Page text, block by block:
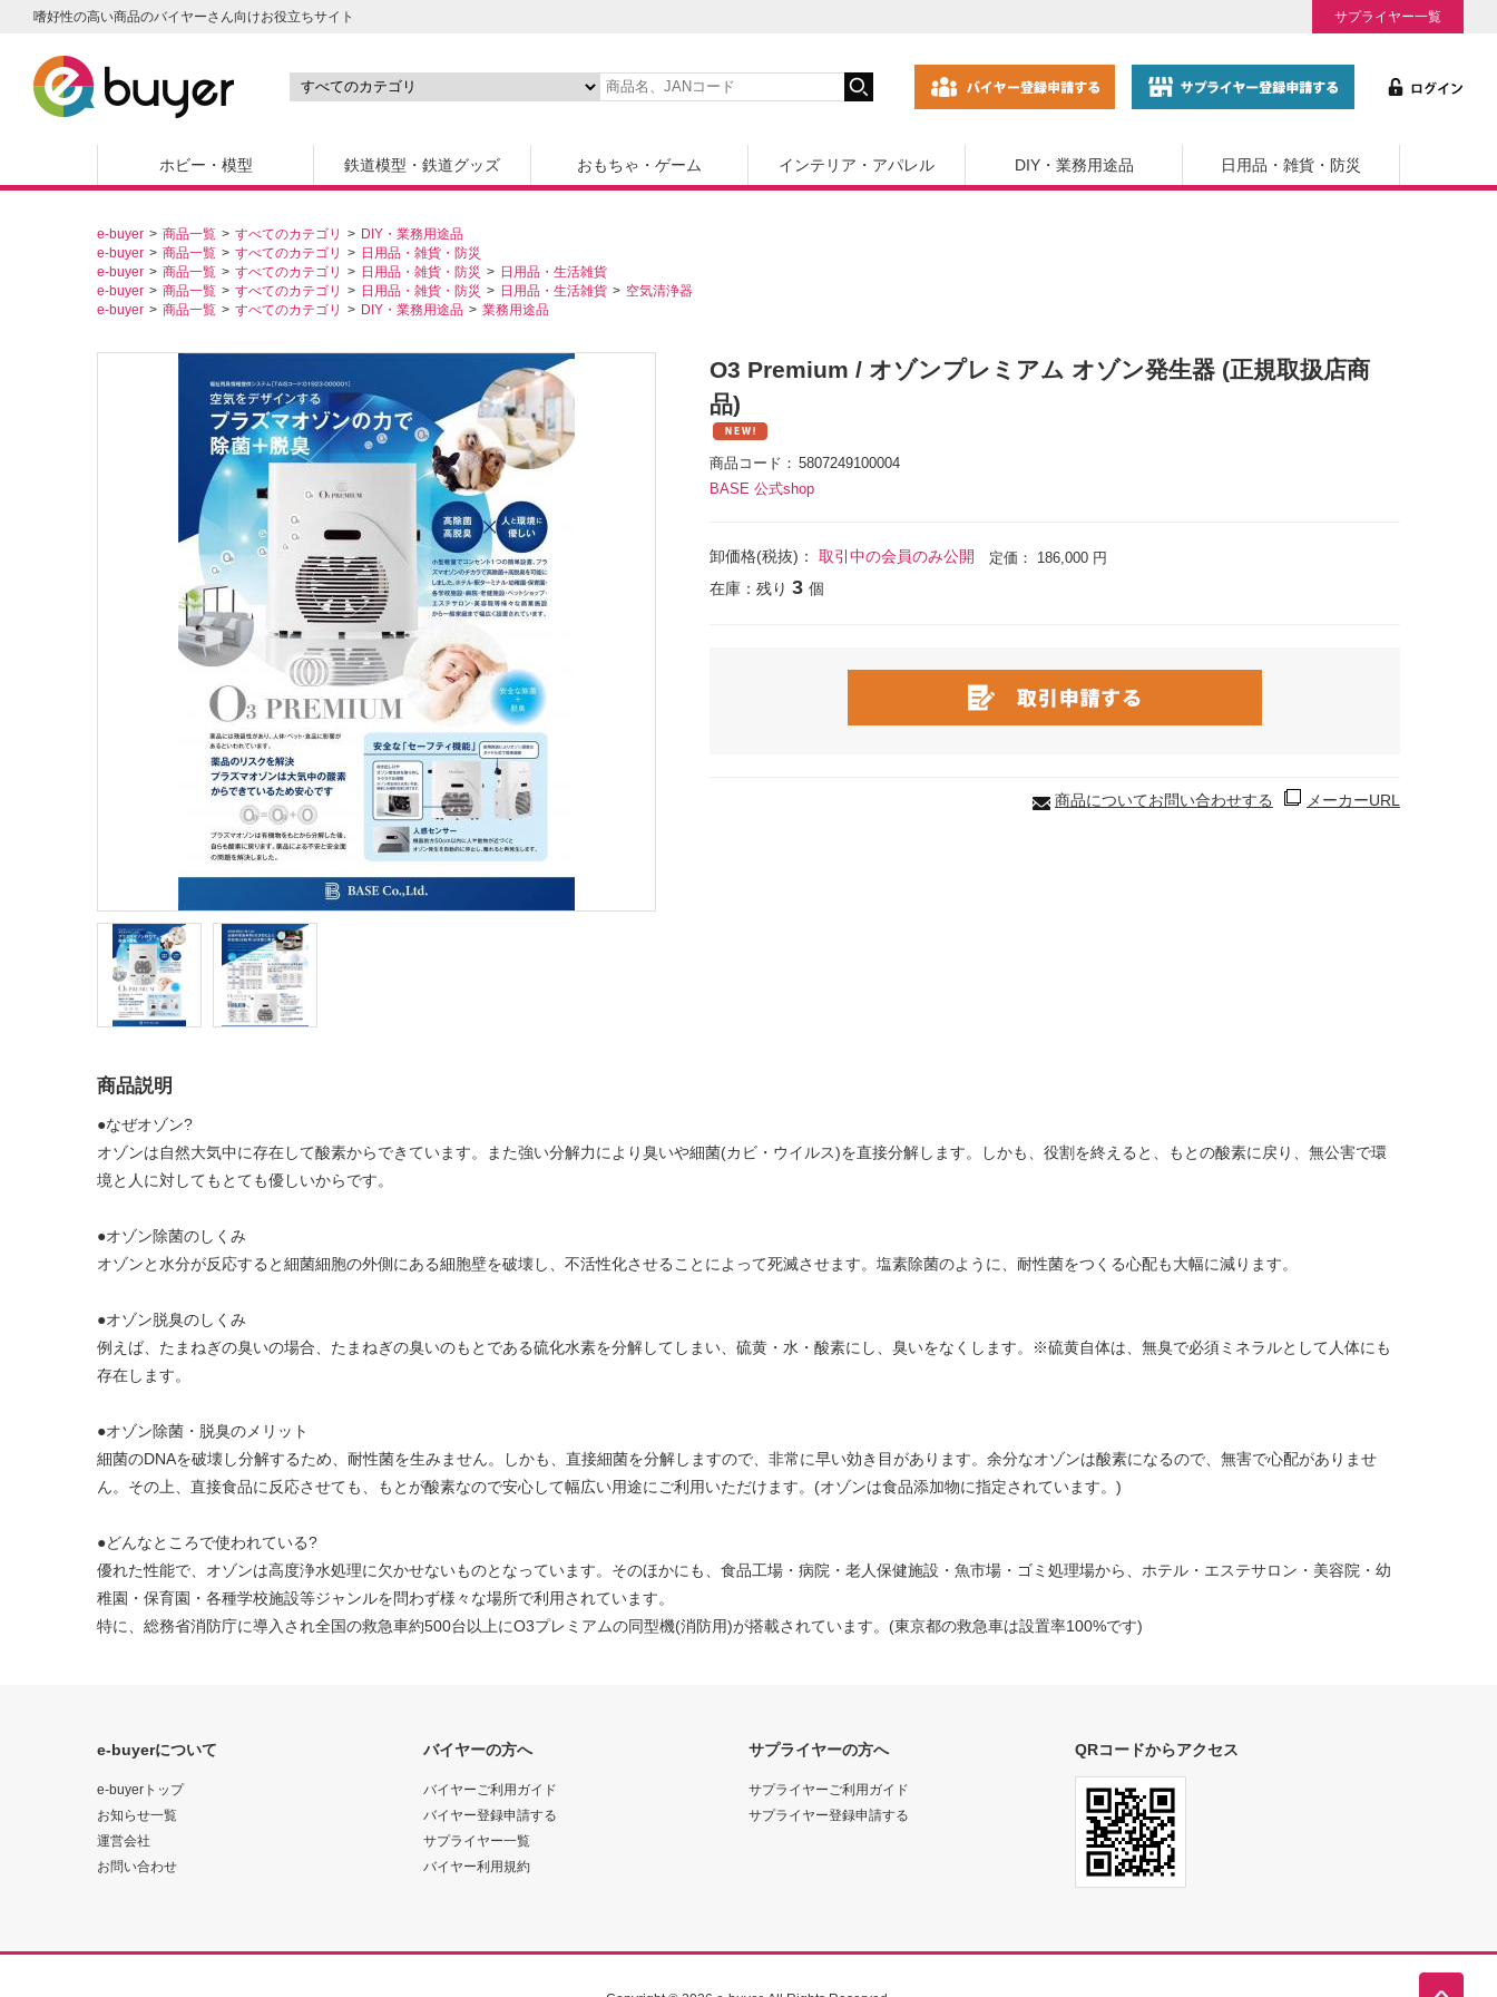
嗜好性の高い商品のバイヤーさん向けお役立ちサイト サプライヤー一覧
ホビー・模型 鉄道模型・鉄道グッズ おもちゃ・ゲーム インテリア・アパレル DIY・業務用途品 日用品・雑貨・防災
e-buyer 商品一覧 すべてのカテゴリ
DIY・業務用途品
e-buyer
商品一覧 すべてのカテゴリ
日用品・雑貨・防災
e-buyer
商品一覧 すべてのカテゴリ 日用品・雑貨・防災
日用品・生活雑貨
e-buyer
商品一覧 すべてのカテゴリ 日用品・雑貨・防災 日用品・生活雑貨
空気清浄器
e-buyer
商品一覧 すべてのカテゴリ DIY・業務用途品 業務用途品
O3 Premium / オゾンプレミアム オゾン発生器 (正規取扱店商
品)
商品コード
5807249100004
BASE 公式shop
卸価格(税抜)： 取引中の会員のみ公開 定価： 186,000 円
在庫：残り 3 個
メーカーURL
商品についてお問い合わせする
商品説明
●なぜオゾン?
オゾンは自然大気中に存在して酸素からできています。また強い分解力により臭いや細菌(カビ・ウイルス)を直接分解します。しかも、役割を終えると、もとの酸素に戻り、無公害で環
境と人に対してもとても優しいからです。
●オゾン除菌のしくみ
オゾンと水分が反応すると細菌細胞の外側にある細胞壁を破壊し、不活性化させることによって死滅させます。塩素除菌のように、耐性菌をつくる心配も大幅に減ります。
●オゾン脱臭のしくみ
例えば、たまねぎの臭いの場合、たまねぎの臭いのもとである硫化水素を分解してしまい、硫黄・水・酸素にし、臭いをなくします。※硫黄自体は、無臭で必須ミネラルとして人体にも
存在します。
●オゾン除菌・脱臭のメリット
細菌のDNAを破壊し分解するため、耐性菌を生みません。しかも、直接細菌を分解しますので、非常に早い効き目があります。余分なオゾンは酸素になるので、無害で心配がありませ
ん。その上、直接食品に反応させても、もとが酸素なので安心して幅広い用途にご利用いただけます。(オゾンは食品添加物に指定されています。)
●どんなところで使われている?
優れた性能で、オゾンは高度浄水処理に欠かせないものとなっています。そのほかにも、食品工場・病院・老人保健施設・魚市場・ゴミ処理場から、ホテル・エステサロン・美容院・幼
稚園・保育園・各種学校施設等ジャンルを問わず様々な場所で利用されています。
特に、総務省消防庁に導入され全国の救急車約500台以上にO3プレミアムの同型機(消防用)が搭載されています。(東京都の救急車は設置率100%です)
e-buyerについて
e-buyerトップ
お知らせ一覧
運営会社
お問い合わせ
バイヤーの方へ
バイヤーご利用ガイド
バイヤー登録申請する
サプライヤー一覧
バイヤー利用規約
サプライヤーの方へ
サプライヤーご利用ガイド
サプライヤー登録申請する
QRコードからアクセス